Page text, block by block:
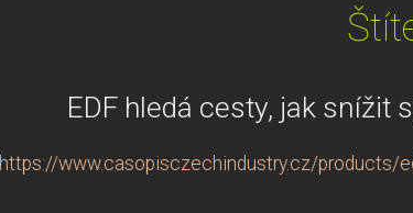
EDF hledá cesty, jak snížit
https://www.casopisczechindustry.cz/products/